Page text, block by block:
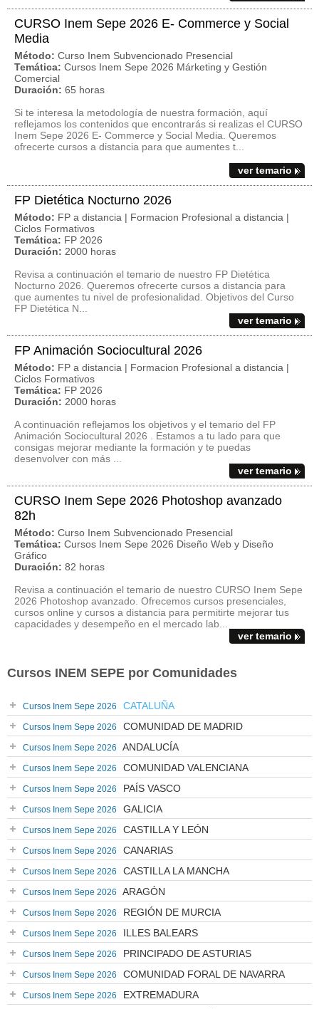
CURSO Inem Sepe 2026 E- Commerce y Social
Media
Método: Curso Inem Subvencionado Presencial
Temática: Cursos Inem Sepe 2026 Márketing y Gestión
Comercial
Duración: 65 horas
Si te interesa la metodología de nuestra formación, aquí
reflejamos los contenidos que encontrarás si realizas el CURSO
Inem Sepe 2026 E- Commerce y Social Media. Queremos
ofrecerte cursos a distancia para que aumentes t...
ver temario
FP Dietética Nocturno 2026
Método: FP a distancia | Formacion Profesional a distancia |
Ciclos Formativos
Temática: FP 2026
Duración: 2000 horas
Revisa a continuación el temario de nuestro FP Dietética
Nocturno 2026. Queremos ofrecerte cursos a distancia para
que aumentes tu nivel de profesionalidad. Objetivos del Curso
FP Dietética N...
ver temario
FP Animación Sociocultural 2026
Método: FP a distancia | Formacion Profesional a distancia |
Ciclos Formativos
Temática: FP 2026
Duración: 2000 horas
A continuación reflejamos los objetivos y el temario del FP
Animación Sociocultural 2026 . Estamos a tu lado para que
consigas mejorar mediante la formación y te puedas
desenvolver con más ...
ver temario
CURSO Inem Sepe 2026 Photoshop avanzado
82h
Método: Curso Inem Subvencionado Presencial
Temática: Cursos Inem Sepe 2026 Diseño Web y Diseño
Gráfico
Duración: 82 horas
Revisa a continuación el temario de nuestro CURSO Inem Sepe
2026 Photoshop avanzado. Ofrecemos cursos presenciales,
cursos online y cursos a distancia para permitirte mejorar tus
capacidades y desempeño en el mercado lab...
ver temario
Cursos INEM SEPE por Comunidades
Cursos Inem Sepe 2026 CATALUÑA
Cursos Inem Sepe 2026 COMUNIDAD DE MADRID
Cursos Inem Sepe 2026 ANDALUCÍA
Cursos Inem Sepe 2026 COMUNIDAD VALENCIANA
Cursos Inem Sepe 2026 PAÍS VASCO
Cursos Inem Sepe 2026 GALICIA
Cursos Inem Sepe 2026 CASTILLA Y LEÓN
Cursos Inem Sepe 2026 CANARIAS
Cursos Inem Sepe 2026 CASTILLA LA MANCHA
Cursos Inem Sepe 2026 ARAGÓN
Cursos Inem Sepe 2026 REGIÓN DE MURCIA
Cursos Inem Sepe 2026 ILLES BALEARS
Cursos Inem Sepe 2026 PRINCIPADO DE ASTURIAS
Cursos Inem Sepe 2026 COMUNIDAD FORAL DE NAVARRA
Cursos Inem Sepe 2026 EXTREMADURA